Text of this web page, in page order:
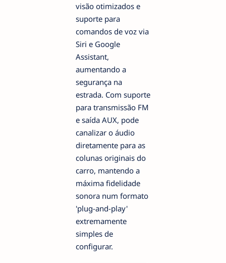
visão otimizados e
suporte para
comandos de voz via
Siri e Google
Assistant,
aumentando a
segurança na
estrada. Com suporte
para transmissão FM
e saída AUX, pode
canalizar o áudio
diretamente para as
colunas originais do
carro, mantendo a
máxima fidelidade
sonora num formato
'plug-and-play'
extremamente
simples de
configurar.